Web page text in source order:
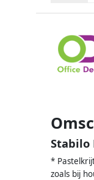
Stabilo
*
zoals bij